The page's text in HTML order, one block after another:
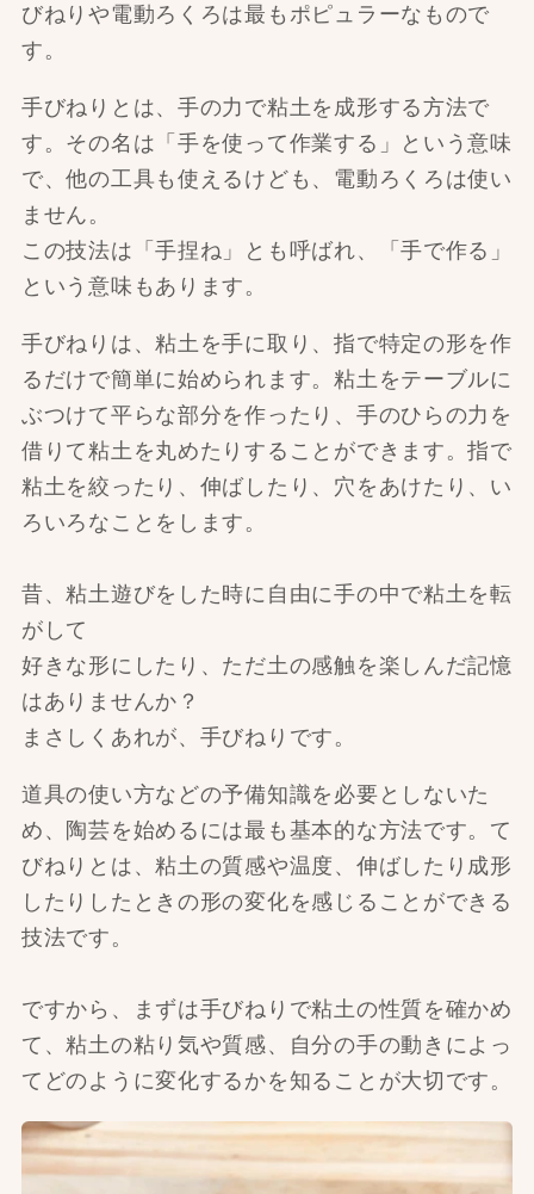
びねりや電動ろくろは最もポピュラーなもので
す。
手びねりとは、手の力で粘土を成形する方法で
す。その名は「手を使って作業する」という意味
で、他の工具も使えるけども、電動ろくろは使い
ません。
この技法は「手捏ね」とも呼ばれ、「手で作る」
という意味もあります。
手びねりは、粘土を手に取り、指で特定の形を作
るだけで簡単に始められます。粘土をテーブルに
ぶつけて平らな部分を作ったり、手のひらの力を
借りて粘土を丸めたりすることができます。指で
粘土を絞ったり、伸ばしたり、穴をあけたり、い
ろいろなことをします。
昔、粘土遊びをした時に自由に手の中で粘土を転
がして
好きな形にしたり、ただ土の感触を楽しんだ記憶
はありませんか？
まさしくあれが、手びねりです。
道具の使い方などの予備知識を必要としないた
め、陶芸を始めるには最も基本的な方法です。て
びねりとは、粘土の質感や温度、伸ばしたり成形
したりしたときの形の変化を感じることができる
技法です。
ですから、まずは手びねりで粘土の性質を確かめ
て、粘土の粘り気や質感、自分の手の動きによっ
てどのように変化するかを知ることが大切です。